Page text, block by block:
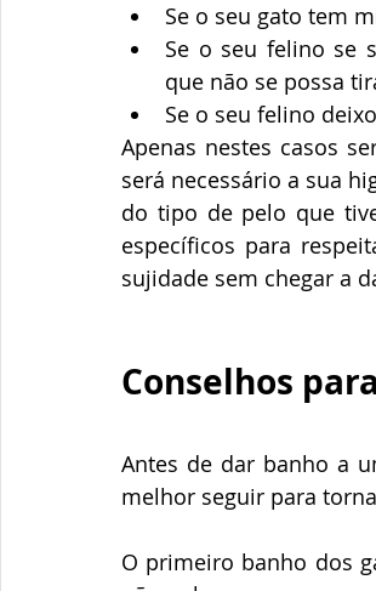
Se o seu gato tem
Se o seu felino se
que não se possa
Se o seu felino
Apenas nestes casos
será necessário a sua
do tipo de pelo que
específicos para
sujidade sem chegar a
Conselhos
Antes de dar banho a
melhor seguir para
O primeiro banho dos